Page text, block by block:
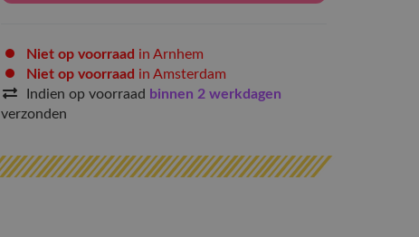
Niet op voorraad in Arnhem
Niet op voorraad in Amsterdam
Indien op voorraad binnen 2 werkdagen
verzonden